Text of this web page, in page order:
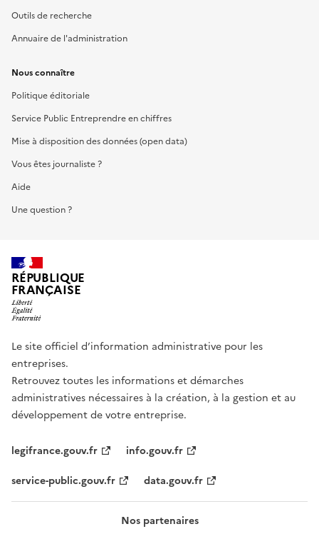
Outils de recherche
Annuaire de l'administration
Nous connaître
Politique éditoriale
Service Public Entreprendre en chiffres
Mise à disposition des données (open data)
Vous êtes journaliste ?
Aide
Une question ?
RÉPUBLIQUE
FRANÇAISE
Le site officiel d’information administrative pour les
entreprises.
Retrouvez toutes les informations et démarches
administratives nécessaires à la création, à la gestion et au
développement de votre entreprise.
legifrance.gouv.fr
info.gouv.fr
service-public.gouv.fr
data.gouv.fr
Nos partenaires